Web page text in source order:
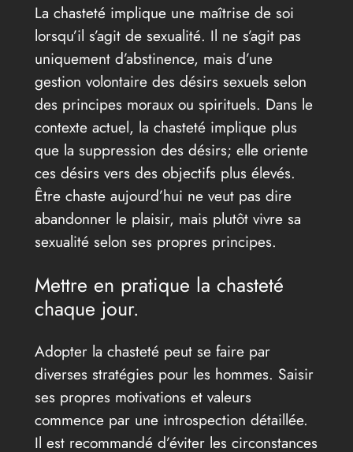
La chasteté implique une maîtrise de soi
lorsqu’il s’agit de sexualité. Il ne s’agit pas
uniquement d’abstinence, mais d’une
gestion volontaire des désirs sexuels selon
des principes moraux ou spirituels. Dans le
contexte actuel, la chasteté implique plus
que la suppression des désirs; elle oriente
ces désirs vers des objectifs plus élevés.
Être chaste aujourd’hui ne veut pas dire
abandonner le plaisir, mais plutôt vivre sa
sexualité selon ses propres principes.
Mettre en pratique la chasteté
chaque jour.
Adopter la chasteté peut se faire par
diverses stratégies pour les hommes. Saisir
ses propres motivations et valeurs
commence par une introspection détaillée.
Il est recommandé d’éviter les circonstances